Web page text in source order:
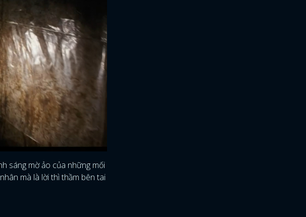
sáng mờ ảo của những mối
mà là lời thì thầm bên tai